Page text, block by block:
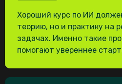
Хороший курс по ИИ
теорию, но и практику на
задачах. Именно такие
помогают увереннее